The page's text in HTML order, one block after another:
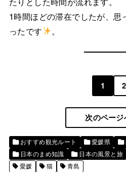
1時間ほどの滞在でしたが、
ったです
。
1 2
次のペー
おすすめ観光ルート 愛媛県
日本のまめ知識
日本の風景と旅
愛媛
猫 青島